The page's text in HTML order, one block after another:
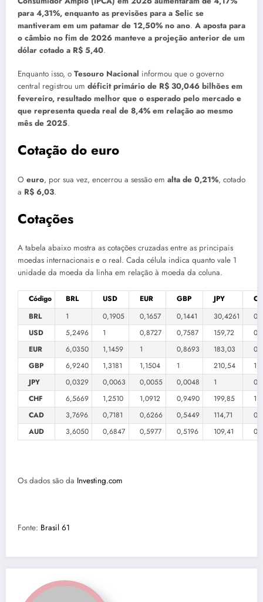
para 4,31%, enquanto as previsões para a Selic se
mantiveram em um patamar de 12,50% no ano. A aposta para
o câmbio no fim de 2026 manteve a projeção anterior de um
dólar cotado a R$ 5,40.
Enquanto isso, o Tesouro Nacional informou que o governo
central registrou um déficit primário de R$ 30,046 bilhões em
fevereiro, resultado melhor que o esperado pelo mercado e
que representa queda real de 8,4% em relação ao mesmo
mês de 2025.
Cotação do euro
O euro, por sua vez, encerrou a sessão em alta de 0,21%, cotado
a R$ 6,03.
Cotações
A tabela abaixo mostra as cotações cruzadas entre as principais
moedas internacionais e o real. Cada célula indica quanto vale 1
unidade da moeda da linha em relação à moeda da coluna.
Código BRL USD EUR GBP JPY
BRL
1 0,1905 0,1657 0,1441 30,4261
USD
5,2496 1 0,8727 0,7587 159,72
EUR
6,0350 1,1459 1 0,8693 183,03
GBP
6,9240 1,3181 1,1504 1 210,54
JPY
0,0329 0,0063 0,0055 0,0048 1
CHF
6,5669 1,2510 1,0912 0,9490 199,85
1
CAD
3,7696 0,7181 0,6266 0,5449 114,71
AUD
3,6050 0,6847 0,5977 0,5196 109,41
Os dados são da Investing.com
Fonte: Brasil 61